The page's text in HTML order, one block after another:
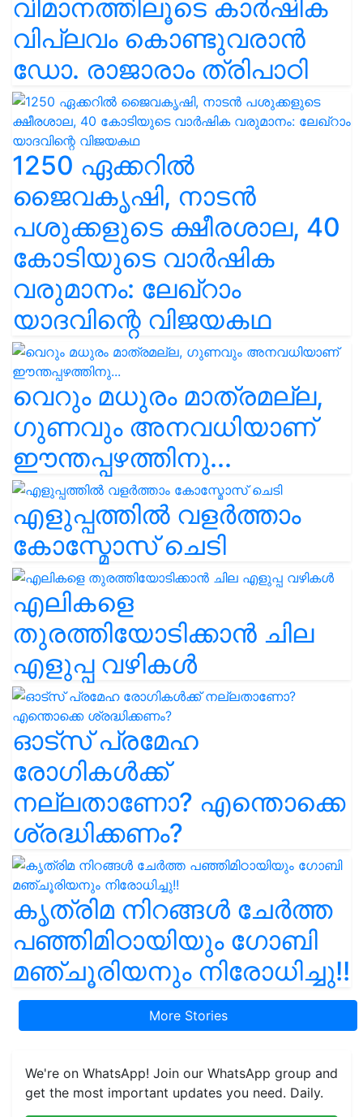
വിമാനത്തിലൂടെ കാർഷിക
വിപ്ലവം കൊണ്ടുവരാൻ
ഡോ. രാജാരാം ത്രിപാഠി
1250 ഏക്കറിൽ
ജൈവകൃഷി, നാടൻ
പശുക്കളുടെ ക്ഷീരശാല, 40
കോടിയുടെ വാർഷിക
വരുമാനം: ലേഖ്‌റാം
യാദവിന്റെ വിജയകഥ
വെറും മധുരം മാത്രമല്ല,
ഗുണവും അനവധിയാണ്
ഈന്തപ്പഴത്തിനു...
എളുപ്പത്തിൽ വളർത്താം
കോസ്മോസ് ചെടി
എലികളെ
തുരത്തിയോടിക്കാൻ ചില
എളുപ്പ വഴികൾ
ഓട്സ് പ്രമേഹ
രോഗികൾക്ക്
നല്ലതാണോ? എന്തൊക്കെ
ശ്രദ്ധിക്കണം?
കൃത്രിമ നിറങ്ങൾ ചേർത്ത
പഞ്ഞിമിഠായിയും ഗോബി
മഞ്ചൂരിയനും നിരോധിച്ചു!!
More Stories
We're on WhatsApp! Join our WhatsApp group and
get the most important updates you need. Daily.